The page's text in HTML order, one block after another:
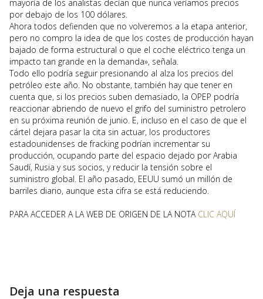
mayoría de los analistas decían que nunca veríamos precios
por debajo de los 100 dólares.
Ahora todos defienden que no volveremos a la etapa anterior,
pero no compro la idea de que los costes de producción hayan
bajado de forma estructural o que el coche eléctrico tenga un
impacto tan grande en la demanda», señala.
Todo ello podría seguir presionando al alza los precios del
petróleo este año. No obstante, también hay que tener en
cuenta que, si los precios suben demasiado, la OPEP podría
reaccionar abriendo de nuevo el grifo del suministro petrolero
en su próxima reunión de junio. E, incluso en el caso de que el
cártel dejara pasar la cita sin actuar, los productores
estadounidenses de fracking podrían incrementar su
producción, ocupando parte del espacio dejado por Arabia
Saudí, Rusia y sus socios, y reducir la tensión sobre el
suministro global. El año pasado, EEUU sumó un millón de
barriles diario, aunque esta cifra se está reduciendo.
PARA ACCEDER A LA WEB DE ORIGEN DE LA NOTA CLIC AQUÍ
Deja una respuesta